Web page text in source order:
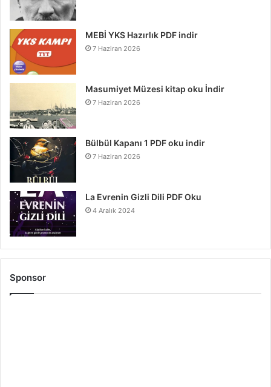
MEBİ YKS Hazırlık PDF indir
7 Haziran 2026
Masumiyet Müzesi kitap oku İndir
7 Haziran 2026
Bülbül Kapanı 1 PDF oku indir
7 Haziran 2026
La Evrenin Gizli Dili PDF Oku
4 Aralık 2024
Sponsor